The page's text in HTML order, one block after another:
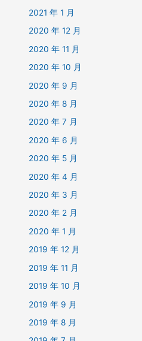
2021 年 1 月
2020 年 12 月
2020 年 11 月
2020 年 10 月
2020 年 9 月
2020 年 8 月
2020 年 7 月
2020 年 6 月
2020 年 5 月
2020 年 4 月
2020 年 3 月
2020 年 2 月
2020 年 1 月
2019 年 12 月
2019 年 11 月
2019 年 10 月
2019 年 9 月
2019 年 8 月